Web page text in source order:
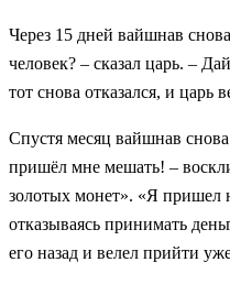
Через 15 дней вайшнав
человек? – сказал царь. –
тот снова отказался, и царь
Спустя месяц вайшнав
пришёл мне мешать! –
золотых монет». «Я пришел
отказываясь принимать
его назад и велел прийти